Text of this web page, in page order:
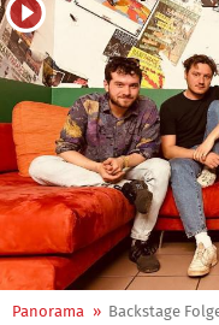
Panorama » Backstage